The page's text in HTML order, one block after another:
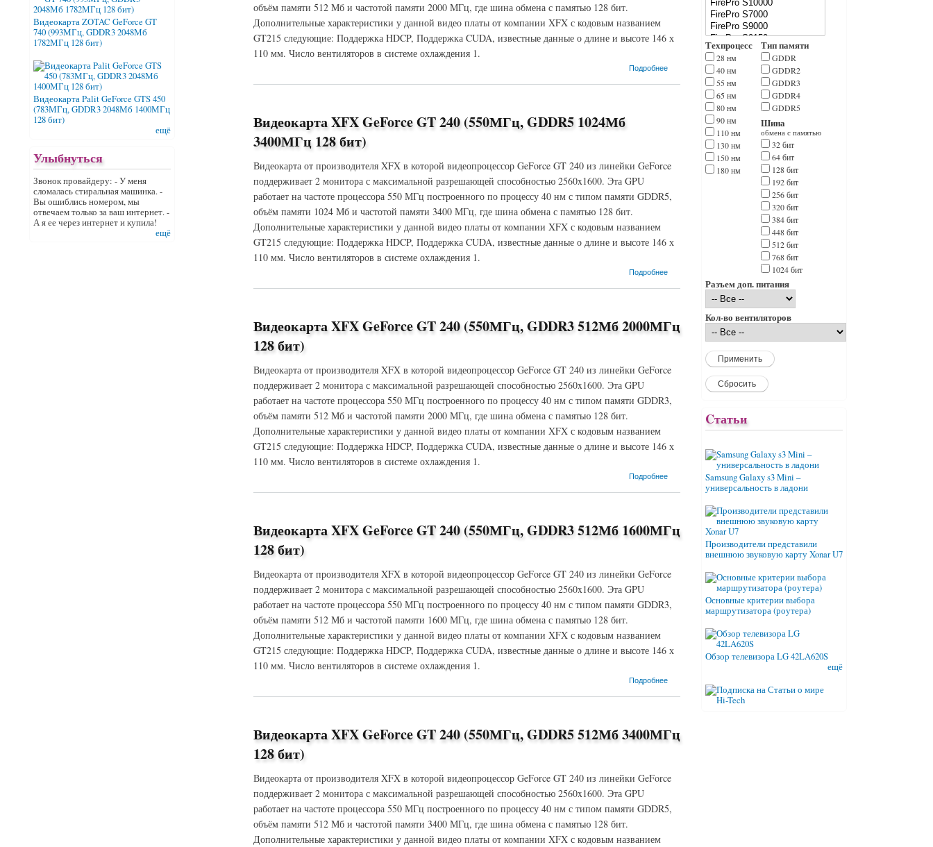
объём памяти 512 Мб и частотой памяти 2000 МГц, где шина обмена с памятью 128 бит.
Дополнительные характеристики у данной видео платы от компании XFX с кодовым названием
GT215 следующие: Поддержка HDCP, Поддержка CUDA, известные данные о длине и высоте 146 х
110 мм. Число вентиляторов в системе охлаждения 1.
Подробнее
Видеокарта XFX GeForce GT 240 (550МГц, GDDR5 1024Мб
3400МГц 128 бит)
Видеокарта от производителя XFX в которой видеопроцессор GeForce GT 240 из линейки GeForce
поддерживает 2 монитора с максимальной разрешающей способностью 2560x1600. Эта GPU
работает на частоте процессора 550 МГц построенного по процессу 40 нм с типом памяти GDDR5,
объём памяти 1024 Мб и частотой памяти 3400 МГц, где шина обмена с памятью 128 бит.
Дополнительные характеристики у данной видео платы от компании XFX с кодовым названием
GT215 следующие: Поддержка HDCP, Поддержка CUDA, известные данные о длине и высоте 146 х
110 мм. Число вентиляторов в системе охлаждения 1.
Подробнее
Видеокарта XFX GeForce GT 240 (550МГц, GDDR3 512Мб 2000МГц
128 бит)
Видеокарта от производителя XFX в которой видеопроцессор GeForce GT 240 из линейки GeForce
поддерживает 2 монитора с максимальной разрешающей способностью 2560x1600. Эта GPU
работает на частоте процессора 550 МГц построенного по процессу 40 нм с типом памяти GDDR3,
объём памяти 512 Мб и частотой памяти 2000 МГц, где шина обмена с памятью 128 бит.
Дополнительные характеристики у данной видео платы от компании XFX с кодовым названием
GT215 следующие: Поддержка HDCP, Поддержка CUDA, известные данные о длине и высоте 146 х
110 мм. Число вентиляторов в системе охлаждения 1.
Подробнее
Видеокарта XFX GeForce GT 240 (550МГц, GDDR3 512Мб 1600МГц
128 бит)
Видеокарта от производителя XFX в которой видеопроцессор GeForce GT 240 из линейки GeForce
поддерживает 2 монитора с максимальной разрешающей способностью 2560x1600. Эта GPU
работает на частоте процессора 550 МГц построенного по процессу 40 нм с типом памяти GDDR3,
объём памяти 512 Мб и частотой памяти 1600 МГц, где шина обмена с памятью 128 бит.
Дополнительные характеристики у данной видео платы от компании XFX с кодовым названием
GT215 следующие: Поддержка HDCP, Поддержка CUDA, известные данные о длине и высоте 146 х
110 мм. Число вентиляторов в системе охлаждения 1.
Подробнее
Видеокарта XFX GeForce GT 240 (550МГц, GDDR5 512Мб 3400МГц
128 бит)
Видеокарта от производителя XFX в которой видеопроцессор GeForce GT 240 из линейки GeForce
поддерживает 2 монитора с максимальной разрешающей способностью 2560x1600. Эта GPU
работает на частоте процессора 550 МГц построенного по процессу 40 нм с типом памяти GDDR5,
объём памяти 512 Мб и частотой памяти 3400 МГц, где шина обмена с памятью 128 бит.
Дополнительные характеристики у данной видео платы от компании XFX с кодовым названием
Видеокарта ZOTAC GeForce GT
740 (993МГц, GDDR3 2048Мб
1782МГц 128 бит)
Видеокарта Palit GeForce GTS 450
(783МГц, GDDR3 2048Мб 1400МГц
128 бит)
ещё
Улыбнуться
Звонок провайдеру: - У меня
сломалась стиральная машинка. -
Вы ошиблись номером, мы
отвечаем только за ваш интернет. -
А я ее через интернет и купила!
ещё
Техпроцесс
28 нм
40 нм
55 нм
65 нм
80 нм
90 нм
110 нм
130 нм
150 нм
180 нм
Тип памяти
GDDR
GDDR2
GDDR3
GDDR4
GDDR5
Шина
обмена с памятью
32 бит
64 бит
128 бит
192 бит
256 бит
320 бит
384 бит
448 бит
512 бит
768 бит
1024 бит
Разъем доп. питания
Кол-во вентиляторов
Cтатьи
Samsung Galaxy s3 Mini –
универсальность в ладони
Производители представили
внешнюю звуковую карту Xonar U7
Основные критерии выбора
маршрутизатора (роутера)
Обзор телевизора LG 42LA620S
ещё